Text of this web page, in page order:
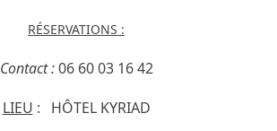
RÉSERVATIONS :
Contact :06 60 03 16 42
LIEU : HÔTEL KYRIAD